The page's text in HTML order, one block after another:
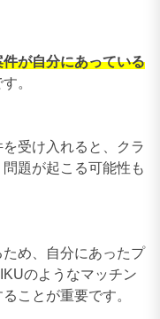
件が自分にあっている
。
受け入れると、クラ
題が起こる可能性も
め、自分にあったプ
のようなマッチン
ことが重要です。